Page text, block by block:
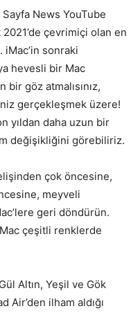
News YouTube
2021’de çevrimiçi olan en
iMac’in sonraki
hevesli bir Mac
bir göz atmalısınız,
gerçekleşmek üzere!
yıldan daha uzun bir
değişikliğini görebiliriz.
çok öncesine,
meyveli
geri döndürün.
çeşitli renklerde
Altın, Yeşil ve Gök
ilham aldığı